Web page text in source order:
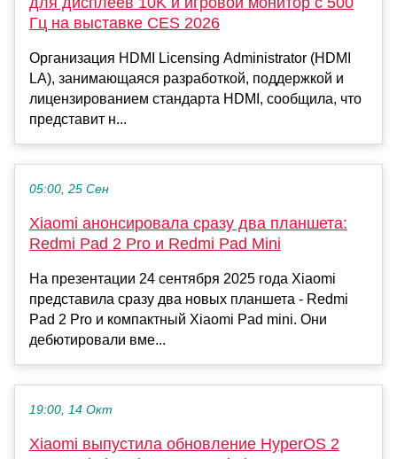
Гц на выставке CES 2026
Организация HDMI Licensing Administrator (HDMI
LA), занимающаяся разработкой, поддержкой и
лицензированием стандарта HDMI, сообщила, что
представит н...
05:00, 25 Сен
Xiaomi анонсировала сразу два планшета:
Redmi Pad 2 Pro и Redmi Pad Mini
На презентации 24 сентября 2025 года Xiaomi
представила сразу два новых планшета - Redmi
Pad 2 Pro и компактный Xiaomi Pad mini. Они
дебютировали вме...
19:00, 14 Окт
Xiaomi выпустила обновление HyperOS 2